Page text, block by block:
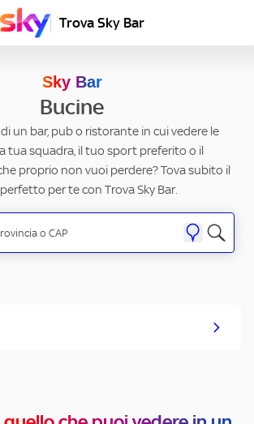
Trova Sky Bar
Sky Bar
Bucine
di un bar, pub o ristorante in cui vedere le
tua squadra, il tuo sport preferito o il
proprio non vuoi perdere? Tova subito il
per te con Trova Sky Bar.